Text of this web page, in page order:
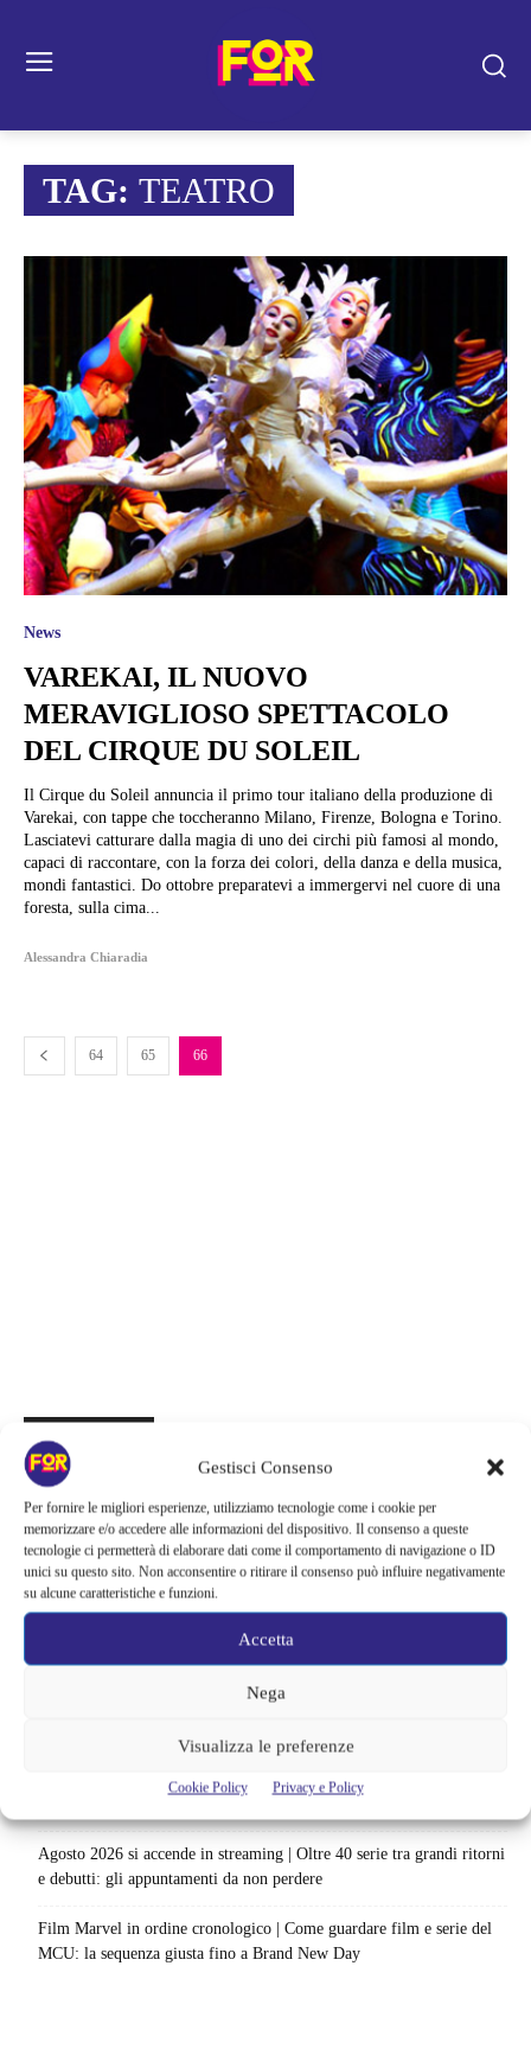
Gestisci Consenso
Per fornire le migliori esperienze, utilizziamo tecnologie come i cookie per
memorizzare e/o accedere alle informazioni del dispositivo. Il consenso a queste
tecnologie ci permetterà di elaborare dati come il comportamento di navigazione o ID
unici su questo sito. Non acconsentire o ritirare il consenso può influire negativamente
su alcune caratteristiche e funzioni.
Accetta
Nega
Visualizza le preferenze
Cookie Policy Privacy e Policy
TAG: TEATRO
News
VAREKAI, IL NUOVO
MERAVIGLIOSO SPETTACOLO
DEL CIRQUE DU SOLEIL
Il Cirque du Soleil annuncia il primo tour italiano della produzione di
Varekai, con tappe che toccheranno Milano, Firenze, Bologna e Torino.
Lasciatevi catturare dalla magia di uno dei circhi più famosi al mondo,
capaci di raccontare, con la forza dei colori, della danza e della musica,
mondi fantastici. Do ottobre preparatevi a immergervi nel cuore di una
foresta, sulla cima...
Alessandra Chiaradia
64 65 66
Articoli recenti
La paura dell’altezza torna al cinema | Il sequel di Fall cambia
scenario: una nuova sfida senza via di fuga
Sony ferma i film sui personaggi di Spider-Man, nessun nuovo
progetto è in sviluppo: cosa resta dell’esperimento
Netflix saluta 16 titoli ad agosto 2026 | 3 serie e 13 film lasciano il
Netflix indaga sul lato oscuro del pollo fritto | Mo Gilligan affronta
Uno splendido errore 3 arriva su Netflix, l’ora esatta del debutto in
Agosto 2026 si accende in streaming | Oltre 40 serie tra grandi ritorni
e debutti: gli appuntamenti da non perdere
Film Marvel in ordine cronologico | Come guardare film e serie del
MCU: la sequenza giusta fino a Brand New Day